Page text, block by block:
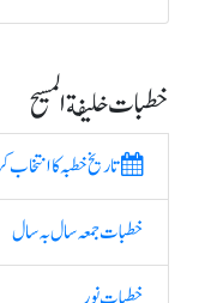
خطبات خلیفة المسیح
تاریخ خطبہ کا
خطبات جمعہ سال بہ سال